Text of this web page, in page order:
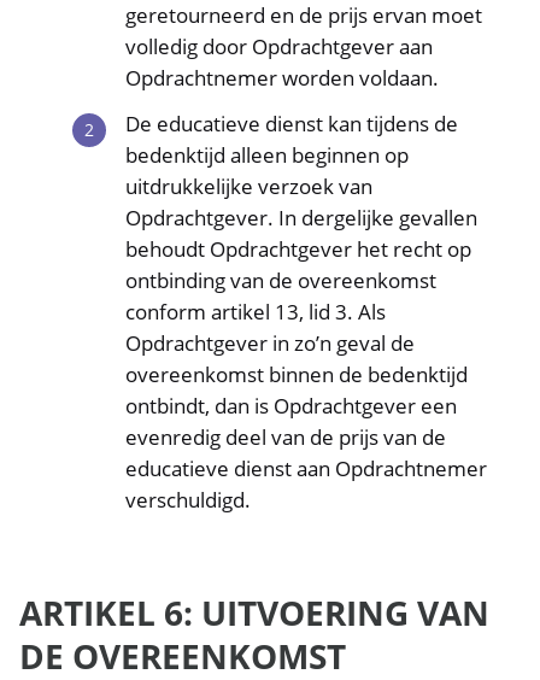
geretourneerd en de prijs ervan moet
volledig door Opdrachtgever aan
Opdrachtnemer worden voldaan.
De educatieve dienst kan tijdens de
bedenktijd alleen beginnen op
uitdrukkelijke verzoek van
Opdrachtgever. In dergelijke gevallen
behoudt Opdrachtgever het recht op
ontbinding van de overeenkomst
conform artikel 13, lid 3. Als
Opdrachtgever in zo’n geval de
overeenkomst binnen de bedenktijd
ontbindt, dan is Opdrachtgever een
evenredig deel van de prijs van de
educatieve dienst aan Opdrachtnemer
verschuldigd.
ARTIKEL 6: UITVOERING VAN
DE OVEREENKOMST